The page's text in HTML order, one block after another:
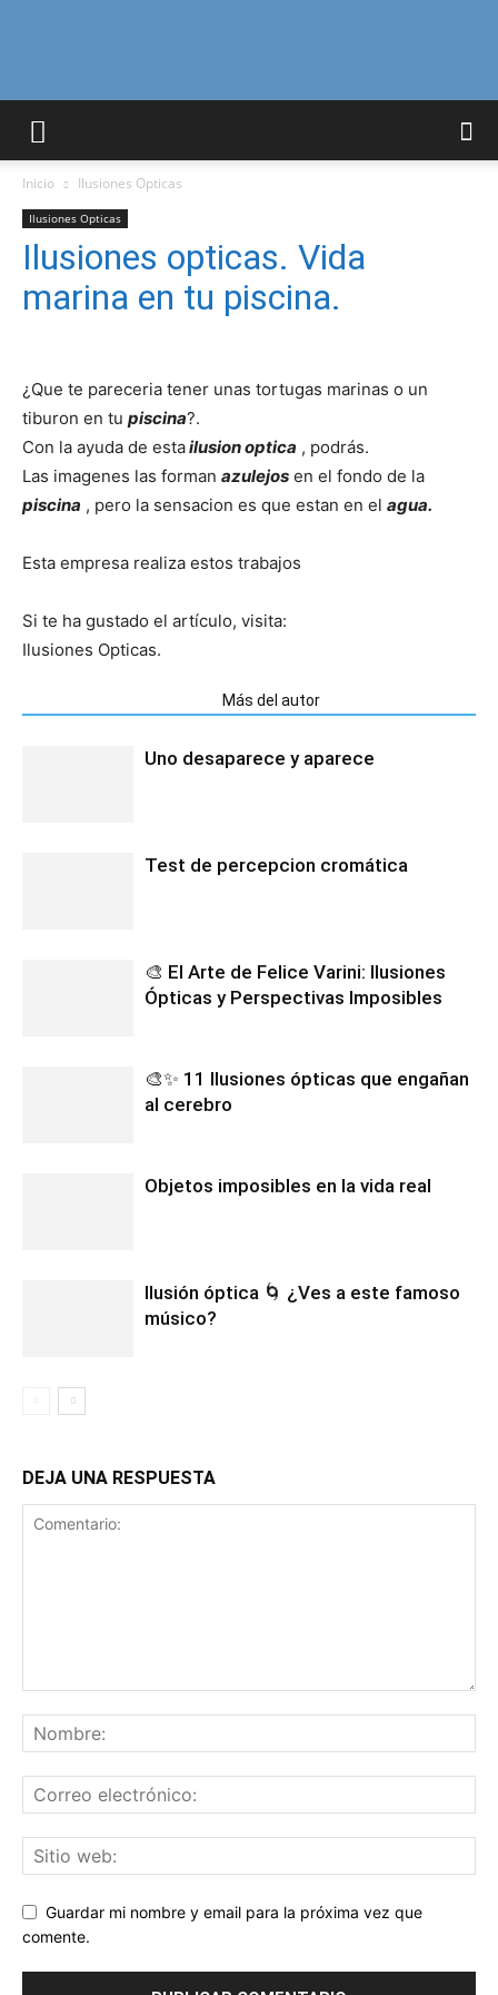
Curiosidades
del
Mundo
Inicio Ilusiones Opticas
Ilusiones Opticas
Ilusiones opticas. Vida
marina en tu piscina.
¿Que te pareceria tener unas tortugas marinas o un
tiburon en tu piscina?.
Con la ayuda de estailusion optica , podrás.
Las imagenes las forman azulejos en el fondo de la
piscina , pero la sensacion es que estan en el agua.
Esta empresa realiza estos trabajos
Si te ha gustado el artículo, visita:
Ilusiones Opticas.
Más del autor
Uno desaparece y aparece
Test de percepcion cromática
🎨 El Arte de Felice Varini: Ilusiones
Ópticas y Perspectivas Imposibles
🎨✨ 11 Ilusiones ópticas que engañan
al cerebro
Objetos imposibles en la vida real
Ilusión óptica 🌀 ¿Ves a este famoso
músico?
DEJA UNA RESPUESTA
Guardar mi nombre y email para la próxima vez que
comente.